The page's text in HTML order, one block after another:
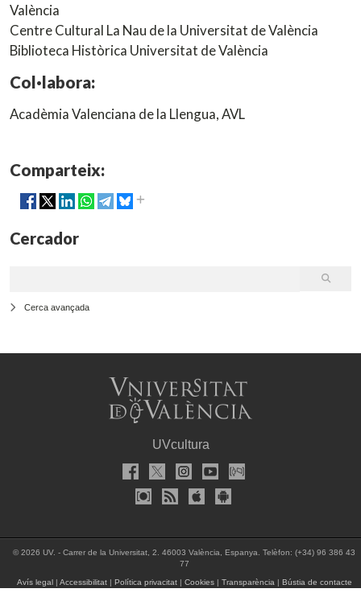
València
Centre Cultural La Nau de la Universitat de València
Biblioteca Històrica Universitat de València
Col·labora:
Acadèmia Valenciana de la Llengua, AVL
Comparteix:
Cercador
Cerca avançada
UVcultura
© 2026 UV. - Carrer de la Universitat, 2. 46003 València, Espanya. Telèfon: (+34) 96 386 43
77
Avís legal Accessibilitat| Política privacitat| Cookies| Transparència| Bústia de contacte